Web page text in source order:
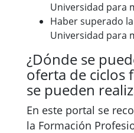
Universidad para
Haber superado
Universidad para
¿Dónde se
oferta de ciclos
se pueden
En este portal se
la Formación